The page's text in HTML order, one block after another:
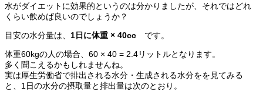
水がダイエットに効果的というのは分かりましたが、それではどれ
くらい飲めば良いのでしょうか？
目安の水分量は、 1日に体重 × 40cc です。
体重60kgの人の場合、60 × 40 = 2.4リットルとなります。
多く聞こえるかもしれませんね。
実は厚生労働省で排出される水分・生成される水分をを見てみる
と、1日の水分の摂取量と排出量は次のとおり。